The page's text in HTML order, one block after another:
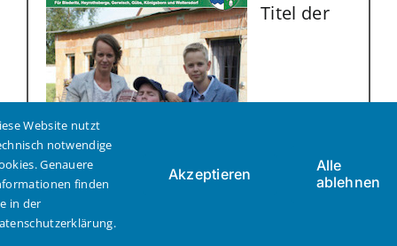
Titel der
Website nutzt
notwendige
Genauere
finden
in der
Akzeptieren
Alle
ablehnen